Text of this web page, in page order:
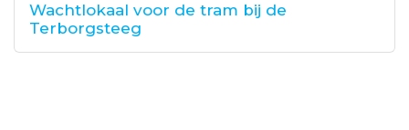
Wachtlokaal voor de tram bij de
Terborgsteeg